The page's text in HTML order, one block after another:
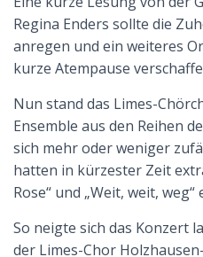
Regina Enders sollte die
anregen und ein weiteres
kurze Atempause
Nun stand das Limes-
Ensemble aus den Reihen
sich mehr oder weniger
hatten in kürzester Zeit
Rose“ und „Weit, weit,
So neigte sich das Konzert
der Limes-Chor